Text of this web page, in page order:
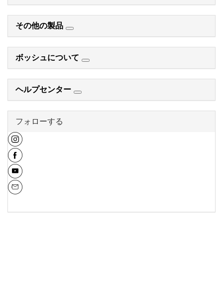
その他の製品
ボッシュについて
ヘルプセンター
フォローする